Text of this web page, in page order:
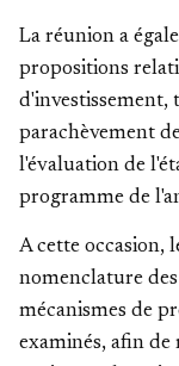
La réunion a
propositions
d'investissement,
parachèvement
l'évaluation de
programme de
A cette occasion,
nomenclature
mécanismes de
examinés, afin de